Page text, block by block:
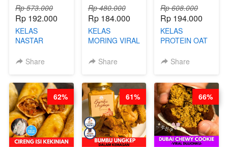
Rp 573.000
Rp 192.000
KELAS
NASTAR
KEKINIAN -
WIJSMAN- BY
CHEF DITA
Share
Rp 480.000
Rp 184.000
KELAS
MORING VIRAL
KERING
Share
Rp 608.000
Rp 194.000
KELAS
PROTEIN OAT
MEAL
BARISTA
ARISUDANA
Share
62% 61% 66%